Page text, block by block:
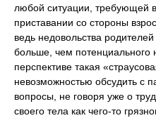
любой ситуации, требующей
приставании со стороны
ведь недовольства
больше, чем потенциального
перспективе такая
невозможностью обсудить с
вопросы, не говоря уже о
своего тела как чего-то